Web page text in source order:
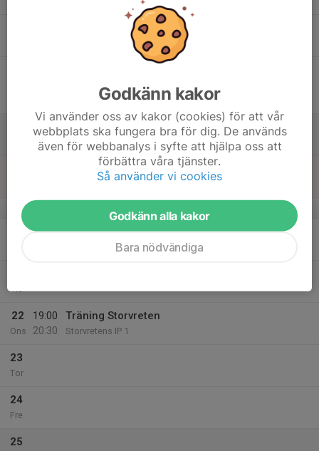
Damer 5 B
Solberga BP 1
18:30
Träning Storvreten
Storvretens IP 1
Tis
22
Ons
19:00
20:30
Träning Storvreten
Storvretens IP 1
23
Tor
24
Fre
25
Godkänn kakor
Vi använder oss av kakor (cookies) för att vår
webbplats ska fungera bra för dig. De används
även för webbanalys i syfte att hjälpa oss att
förbättra våra tjänster.
Så använder vi cookies
Godkänn alla kakor
Bara nödvändiga